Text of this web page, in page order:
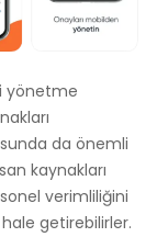
yönetme
da önemli
kaynakları
verimliliğini
getirebilirler.